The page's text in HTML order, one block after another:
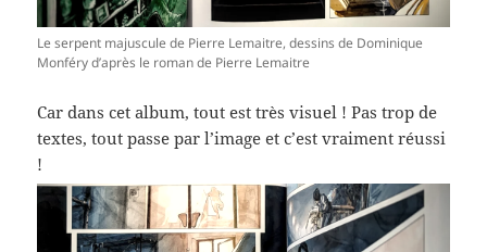
Le serpent majuscule de Pierre Lemaitre, dessins de Dominique
Monféry d’après le roman de Pierre Lemaitre
Car dans cet album, tout est très visuel ! Pas trop de
textes, tout passe par l’image et c’est vraiment réussi
!